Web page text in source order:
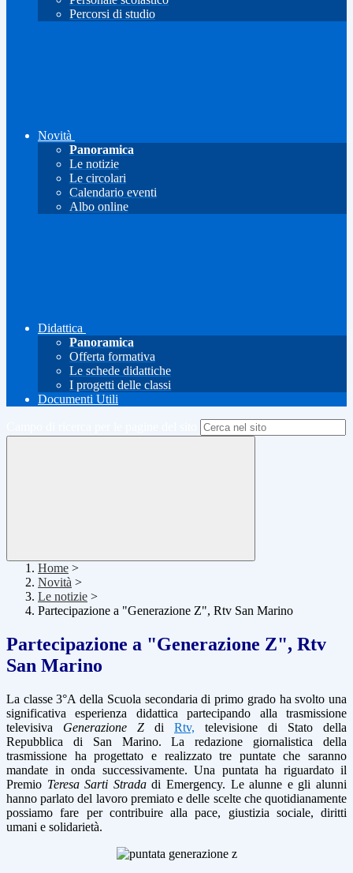
Percorsi di studio
Novità
Panoramica
Le notizie
Le circolari
Calendario eventi
Albo online
Didattica
Panoramica
Offerta formativa
Le schede didattiche
I progetti delle classi
Documenti Utili
Home >
Novità >
Le notizie >
Partecipazione a "Generazione Z", Rtv San Marino
Partecipazione a "Generazione Z", Rtv
San Marino
La classe 3°A della Scuola secondaria di primo grado ha svolto una
significativa esperienza didattica partecipando alla trasmissione
televisiva Generazione Z di Rtv, televisione di Stato della
Repubblica di San Marino. La redazione giornalistica della
trasmissione ha progettato e realizzato tre puntate che saranno
mandate in onda successivamente. Una puntata ha riguardato il
Premio Teresa Sarti Stradadi Emergency. Le alunne e gli alunni
hanno parlato del lavoro premiato e delle scelte che quotidianamente
possiamo fare per contribuire alla pace, giustizia sociale, diritti
umani e solidarietà.